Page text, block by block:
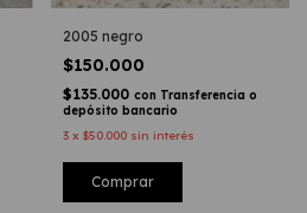
2005 negro
$150.000
$135.000 con Transferencia o
depósito bancario
3 x $50.000 sin interés
Comprar